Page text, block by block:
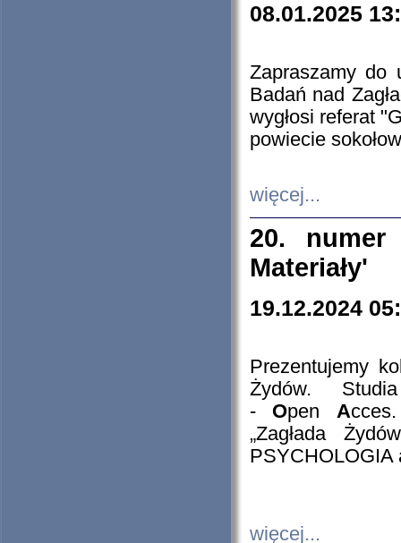
08.01.2025
Zapraszamy do
Badań nad
wygłosi referat
powiecie
więcej...
20. numer
Materiały'
19.12.2024
Prezentujemy
Żydów.
- Open A
„Zagłada
PSYCHOLOGIA
więcej...